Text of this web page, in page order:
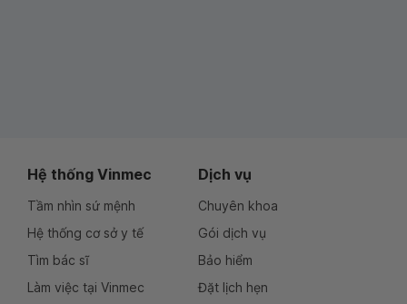
Hệ thống Vinmec
Tầm nhìn sứ mệnh
Hệ thống cơ sở y tế
Tìm bác sĩ
Làm việc tại Vinmec
Dịch vụ
Chuyên khoa
Gói dịch vụ
Bảo hiểm
Đặt lịch hẹn